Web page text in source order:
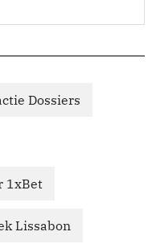
Dossiers
1xBet
Lissabon